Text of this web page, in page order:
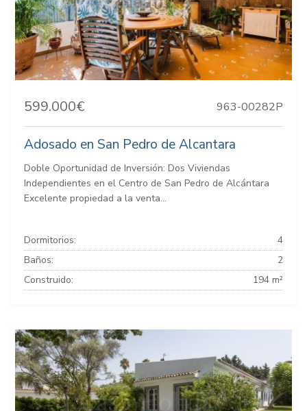
599.000€ 963-00282P
Adosado en San Pedro de Alcantara
Doble Oportunidad de Inversión: Dos Viviendas
Independientes en el Centro de San Pedro de Alcántara
Excelente propiedad a la venta...
Dormitorios:
4
Baños:
2
Construido:
194 m²